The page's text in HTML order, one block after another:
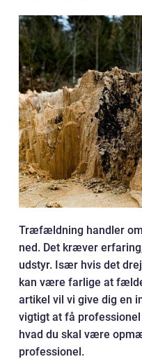
Træfældning handler
ned. Det kræver
udstyr. Især hvis det
kan være farlige at
artikel vil vi give dig en
vigtigt at få
hvad du skal være
professionel.